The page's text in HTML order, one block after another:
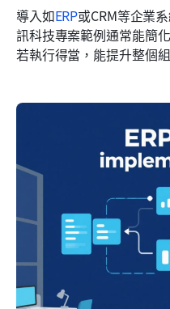
導入如ERP或CRM等企業
訊科技專案範例通常能簡
若執行得當，能提升整個